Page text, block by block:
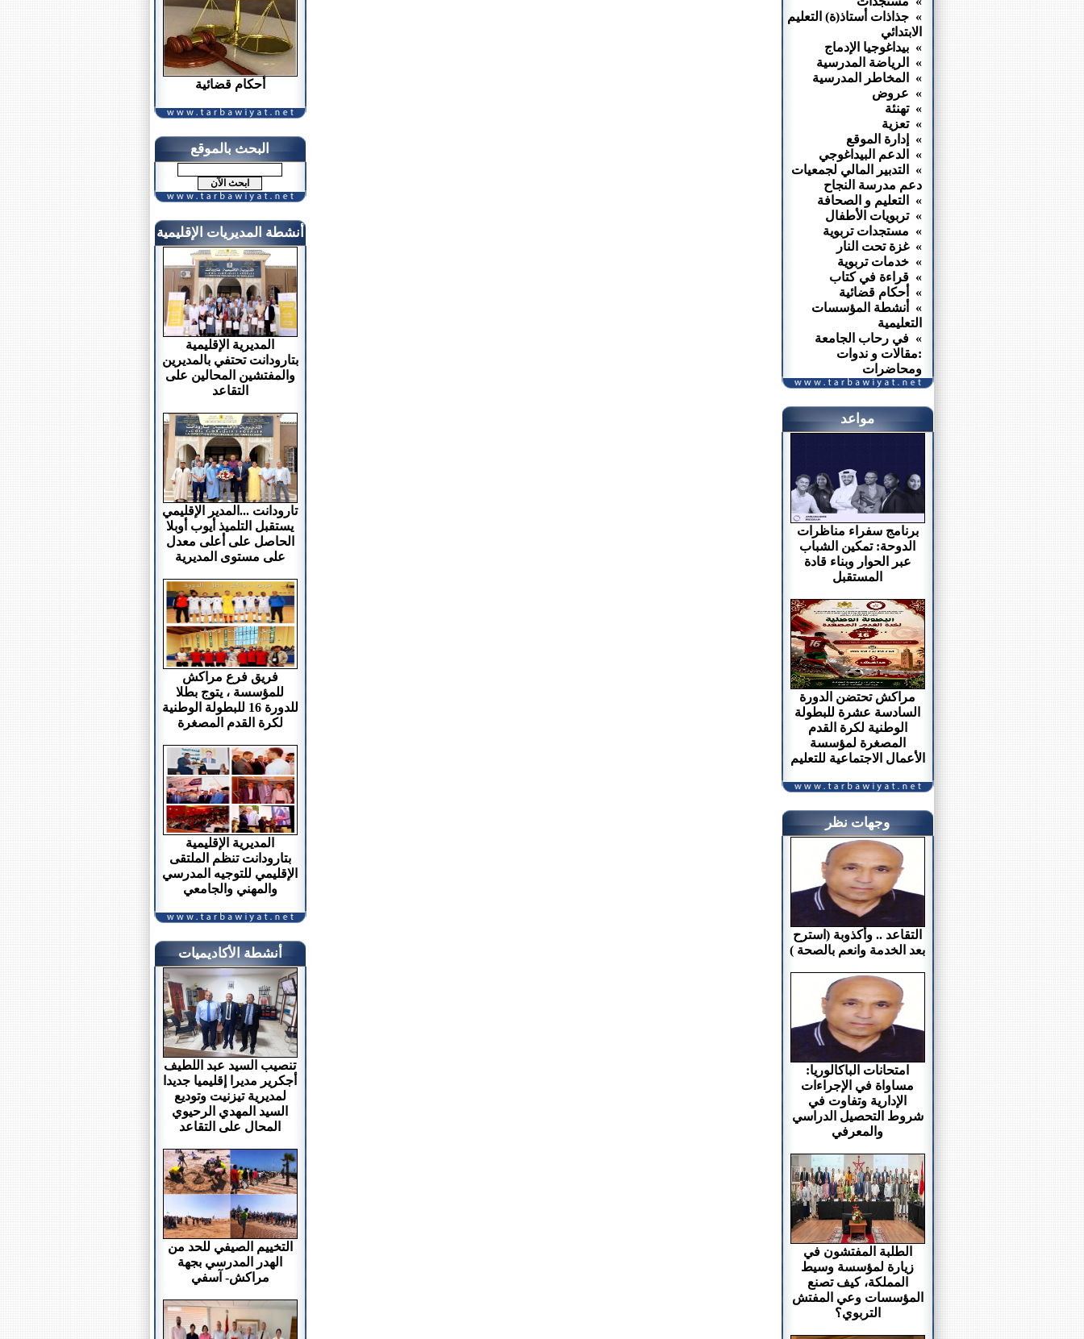
أحكام قضائية
البحث بالموقع
أنشطة المديريات الإقليمية
المديرية الإقليمية
بتارودانت تحتفي بالمديرين
والمفتشين المحالين على
التقاعد
تارودانت ...المدير الإقليمي
يستقبل التلميذ أيوب أوبلا
الحاصل على أعلى معدل
على مستوى المديرية
فريق فرع مراكش
للمؤسسة ، يتوج بطلا
للدورة 16 للبطولة الوطنية
لكرة القدم المصغرة
المديرية الإقليمية
بتارودانت تنظم الملتقى
الإقليمي للتوجيه المدرسي
والمهني والجامعي
أنشطة الأكاديميات
تنصيب السيد عبد اللطيف
أجكرير مديرا إقليميا جديدا
لمديرية تيزنيت وتوديع
السيد المهدي الرحيوي
المحال على التقاعد
التخييم الصيفي للحد من
الهدر المدرسي بجهة
مراكش- آسفي
» جذاذات أستاذ(ة) التعليم
الابتدائي
» بيداغوجيا الإدماج
» الرياضة المدرسية
» المخاطر المدرسية
» عروض
» تهنئة
» تعزية
» إدارة الموقع
» الدعم البيداغوجي
» التدبير المالي لجمعيات
دعم مدرسة النجاح
» التعليم و الصحافة
» تربويات الأطفال
» مستجدات تربوية
» غزة تحت النار
» خدمات تربوية
» قراءة في كتاب
» أحكام قضائية
» أنشطة المؤسسات
التعليمية
» في رحاب الجامعة
:مقالات و ندوات
ومحاضرات
مواعد
برنامج سفراء مناظرات
الدوحة: تمكين الشباب
عبر الحوار وبناء قادة
المستقبل
مراكش تحتضن الدورة
السادسة عشرة للبطولة
الوطنية لكرة القدم
المصغرة لمؤسسة
الأعمال الاجتماعية للتعليم
وجهات نظر
التقاعد .. وأكذوبة (استرح
بعد الخدمة وانعم بالصحة )
امتحانات الباكالوريا:
مساواة في الإجراءات
الإدارية وتفاوت في
شروط التحصيل الدراسي
والمعرفي
الطلبة المفتشون في
زيارة لمؤسسة وسيط
المملكة، كيف تصنع
المؤسسات وعي المفتش
التربوي؟